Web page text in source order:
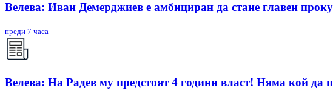
Велева: Иван Демерджиев е амбициран да стане главен
преди 7 часа
Велева: На Радев му предстоят 4 години власт! Няма кой да